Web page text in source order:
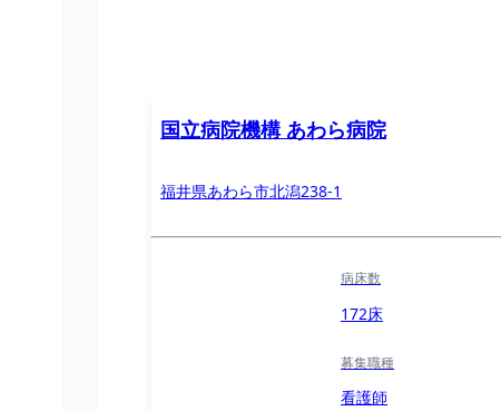
国立病院機構 あわら病院
福井県あわら市北潟238-1
病床数
172床
募集職種
看護師